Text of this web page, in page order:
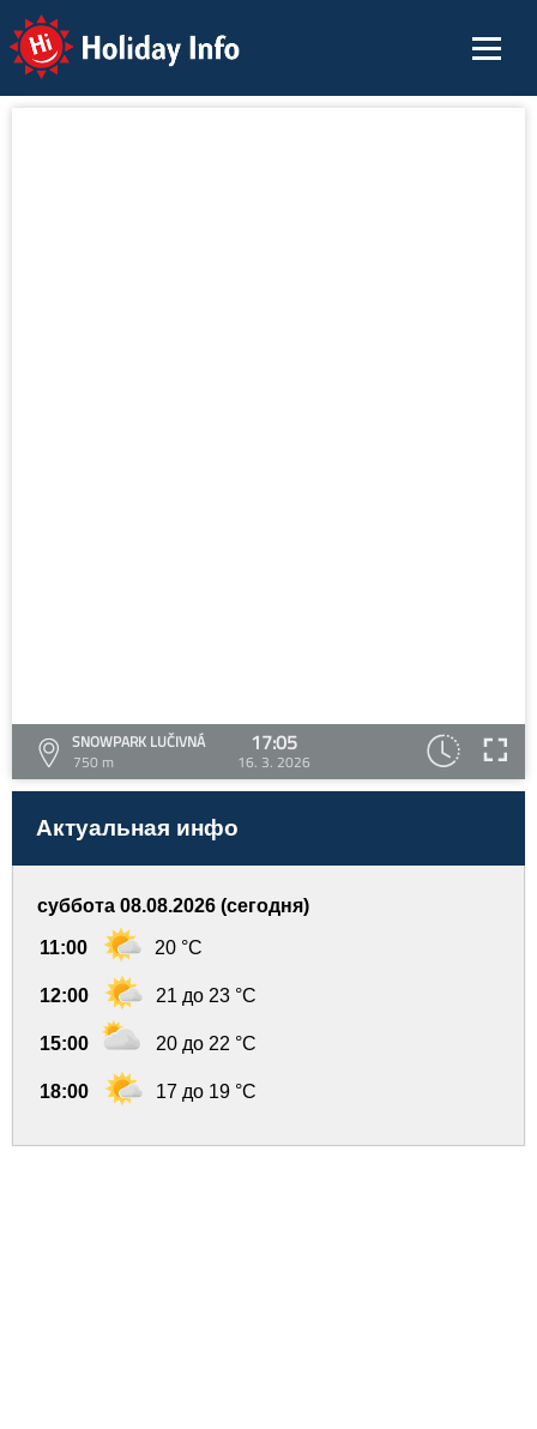
Holiday Info
SNOWPARK LUČIVNÁ
750 m
17:05
16. 3. 2026
Актуальная инфо
суббота 08.08.2026 (сегодня)
11:00 20 °C
12:00 21 до 23 °C
15:00 20 до 22 °C
18:00 17 до 19 °C